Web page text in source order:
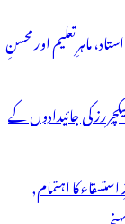
ماہرِتعلیم اور محسنِ
کی جائیدادوں کے
کا اہتمام,